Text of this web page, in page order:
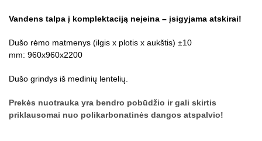
Vandens talpa į komplektaciją neįeina – įsigyjama atskirai!
Dušo rėmo matmenys (ilgis x plotis x aukštis) ±10
mm: 960х960х2200
Dušo grindys iš medinių lentelių.
Prekės nuotrauka yra bendro pobūdžio ir gali skirtis
priklausomai nuo polikarbonatinės dangos atspalvio!